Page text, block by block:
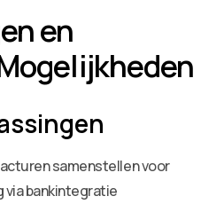
en
samenstellen voor
bankintegratie